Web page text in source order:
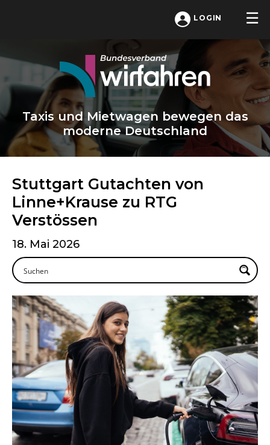
LOGIN
Taxis und Mietwagen bewegen das
moderne Deutschland
Stuttgart Gutachten von
Linne+Krause zu RTG
Verstössen
18. Mai 2026